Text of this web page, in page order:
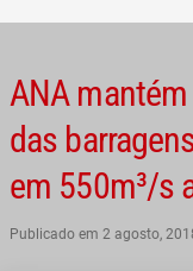
ANA
das
em 550m³/s
Publicado em 2 agosto,